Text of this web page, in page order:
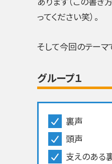
ってください笑）。
そして今回のテー
グループ１
裏声
頭声
支えのある